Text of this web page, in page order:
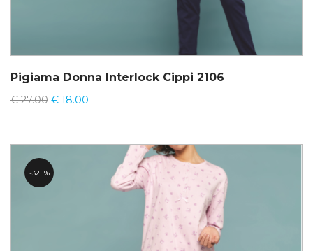
Pigiama Donna Interlock Cippi 2106
€27.00 € 18.00
32.1%